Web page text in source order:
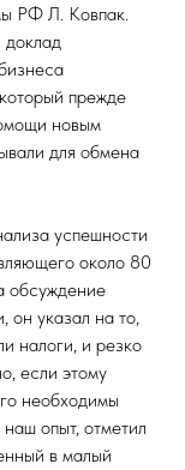
РФ Л. Ковпак.
прежде
новым
для обмена
успешности
около 80
обсуждение
он указал на то,
налоги, и резко
если этому
необходимы
опыт, отметил
в малый